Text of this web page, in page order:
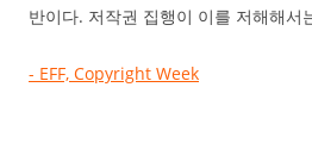
반이다. 저작권 집행이 이를 저해해서
- EFF, Copyright Week